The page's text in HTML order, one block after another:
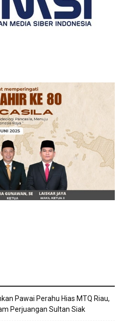
Pawai Perahu Hias MTQ Riau,
Perjuangan Sultan Siak